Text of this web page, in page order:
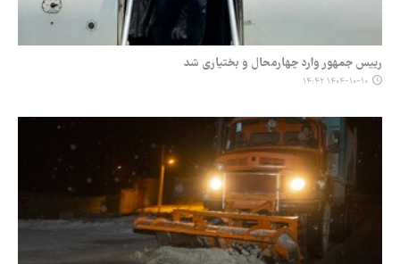
رییس جمهور وارد چهارمحال و بختیاری شد
۱۴۰۴-۱۰-۱۰ ۱۴:۴۲